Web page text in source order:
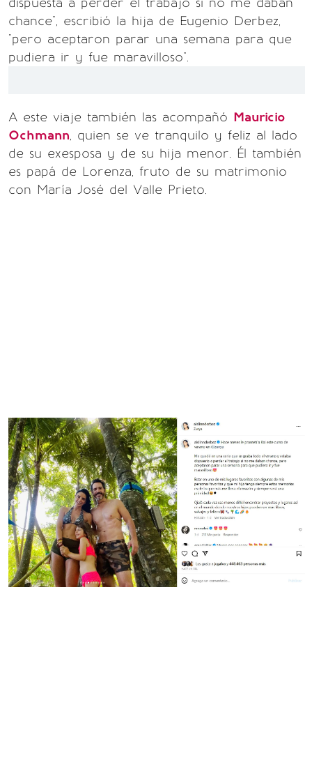
chance", escribió la hija de Eugenio Derbez,
"pero aceptaron parar una semana para que
pudiera ir y fue maravilloso".
A este viaje también las acompañó Mauricio
Ochmann, quien se ve tranquilo y feliz al lado
de su exesposa y de su hija menor. Él también
es papá de Lorenza, fruto de su matrimonio
con María José del Valle Prieto.